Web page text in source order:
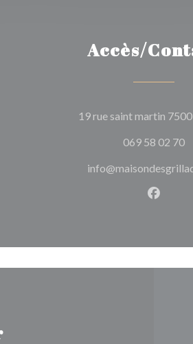
Accès/
19 rue saint martin
069 58 02 70